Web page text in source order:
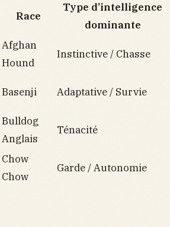
Race
Type d’intelligence
dominante
Afghan
Hound
Instinctive / Chasse
Basenji Adaptative / Survie
Bulldog
Anglais
Ténacité
Chow
Chow
Garde / Autonomie